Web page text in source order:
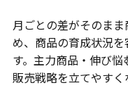
月ごとの差がそのま
め、商品の育成状況
す。主力商品・伸び悩
販売戦略を立てやすく